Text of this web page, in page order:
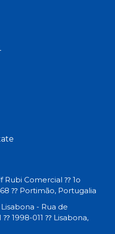
Rubi Comercial ⁇ 1o
⁇ Portimão, Portugalia
- Rua de
⁇ 1998-011 ⁇ Lisabona,